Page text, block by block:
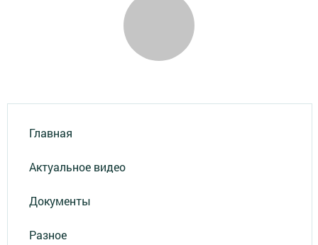
Главная
Актуальное видео
Документы
Разное